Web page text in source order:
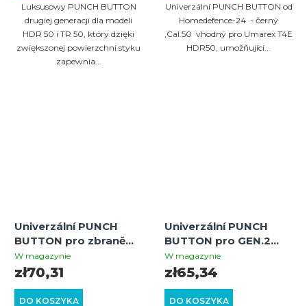
Luksusowy PUNCH BUTTON
drugiej generacji dla modeli
HDR 50 i TR 50, który dzięki
zwiększonej powierzchni styku
zapewnia...
Univerzální PUNCH BUTTON od
Homedefence-24 - černý
,Cal.50 vhodný pro Umarex T4E
HDR50, umožňující...
Univerzální PUNCH
BUTTON pro zbraně
Umarex T4E HDR.50
GEN1 / HDS.68 -
červený
W magazynie
DO KOSZYKA
zł70,31
Univerzální PUNCH
BUTTON pro GEN.2
Umarex T4E
HDR/TR.50 a
HDP/TP.50 - černý
W magazynie
DO KOSZYKA
zł65,34